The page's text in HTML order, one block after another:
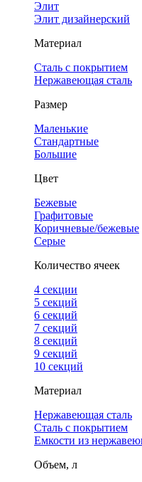
Элит
Элит дизайнерский
Материал
Сталь с покрытием
Нержавеющая сталь
Размер
Маленькие
Стандартные
Большие
Цвет
Бежевые
Графитовые
Коричневые/бежевые
Серые
Количество ячеек
4 cекции
5 секций
6 секций
7 секций
8 секций
9 секций
10 секций
Материал
Нержавеющая сталь
Сталь с покрытием
Емкости из
Объем, л